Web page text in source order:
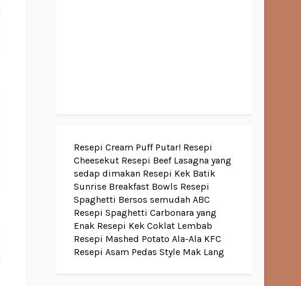
Resepi Cream Puff Putar! Resepi
Cheesekut Resepi Beef Lasagna yang
sedap dimakan Resepi Kek Batik
Sunrise Breakfast Bowls Resepi
Spaghetti Bersos semudah ABC
Resepi Spaghetti Carbonara yang
Enak Resepi Kek Coklat Lembab
Resepi Mashed Potato Ala-Ala KFC
Resepi Asam Pedas Style Mak Lang